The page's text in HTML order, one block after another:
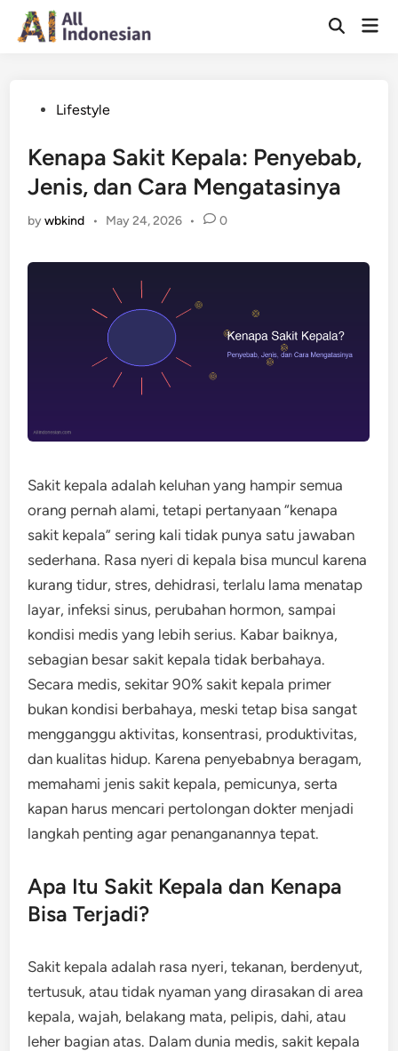
Skip
Open
PostedLifestyle
Kenapa Sakit Kepala: Penyebab,
Jenis, dan Cara Mengatasinya
bywbkind • May 24, 2026 • 0
Sakit kepala adalah keluhan yang hampir semua
orang pernah alami, tetapi pertanyaan “kenapa
sakit kepala” sering kali tidak punya satu jawaban
sederhana. Rasa nyeri di kepala bisa muncul karena
kurang tidur, stres, dehidrasi, terlalu lama menatap
layar, infeksi sinus, perubahan hormon, sampai
kondisi medis yang lebih serius. Kabar baiknya,
sebagian besar sakit kepala tidak berbahaya.
Secara medis, sekitar 90% sakit kepala primer
bukan kondisi berbahaya, meski tetap bisa sangat
mengganggu aktivitas, konsentrasi, produktivitas,
dan kualitas hidup. Karena penyebabnya beragam,
memahami jenis sakit kepala, pemicunya, serta
kapan harus mencari pertolongan dokter menjadi
langkah penting agar penanganannya tepat.
Apa Itu Sakit Kepala dan Kenapa
Bisa Terjadi?
Sakit kepala adalah rasa nyeri, tekanan, berdenyut,
tertusuk, atau tidak nyaman yang dirasakan di area
kepala, wajah, belakang mata, pelipis, dahi, atau
leher bagian atas. Dalam dunia medis, sakit kepala